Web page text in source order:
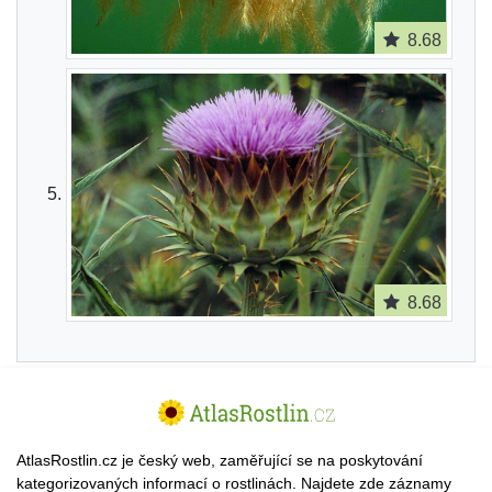
8.68
8.68
AtlasRostlin.cz je český web, zaměřující se na poskytování
kategorizovaných informací o rostlinách. Najdete zde záznamy